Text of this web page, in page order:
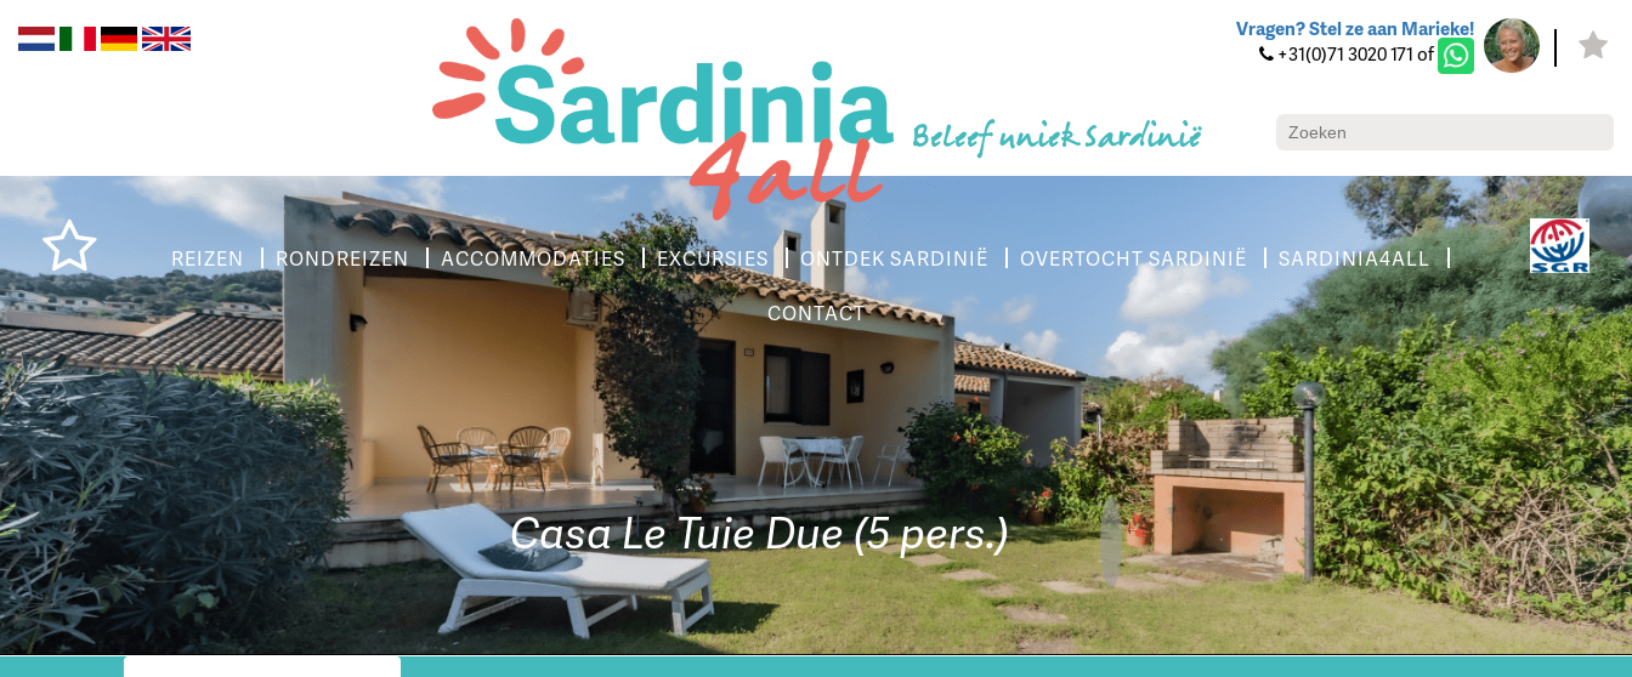
Vragen? Stel ze aan Marieke!
+31(0)71 3020 171 of
Beleef uniek Sardinië
REIZEN RONDREIZEN ACCOMMODATIES EXCURSIES ONTDEK SARDINIË OVERTOCHT SARDINIË
SARDINIA4ALL
CONTACT
Casa Le Tuie Due (5 pers.)